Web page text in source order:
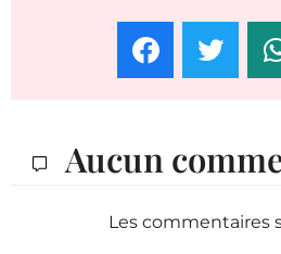
Aucun
Les commentaires